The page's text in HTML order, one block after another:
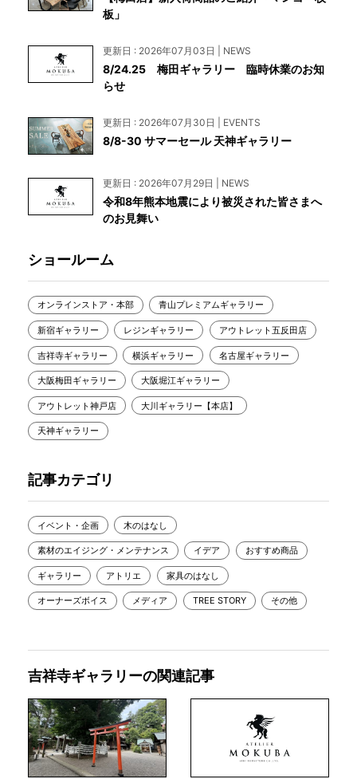
板」
更新日 : 2026年07月03日 | NEWS
8/24.25 梅田ギャラリー 臨時休業のお知
らせ
更新日 : 2026年07月30日 | EVENTS
8/8-30 サマーセール 天神ギャラリー
更新日 : 2026年07月29日 | NEWS
令和8年熊本地震により被災された皆さまへ
のお見舞い
ショールーム
オンラインストア・本部 青山プレミアムギャラリー
新宿ギャラリー レジンギャラリー アウトレット五反田店
吉祥寺ギャラリー 横浜ギャラリー 名古屋ギャラリー
大阪梅田ギャラリー 大阪堀江ギャラリー
アウトレット神戸店 大川ギャラリー【本店】
天神ギャラリー
記事カテゴリ
イベント・企画 木のはなし
素材のエイジング・メンテナンス イデア おすすめ商品
ギャラリー アトリエ 家具のはなし
オーナーズボイス メディア TREE STORY その他
吉祥寺ギャラリーの関連記事